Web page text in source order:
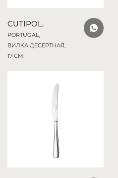
CUTIPOL,
PORTUGAL,
ВИЛКА ДЕСЕРТНАЯ,
17 СМ.